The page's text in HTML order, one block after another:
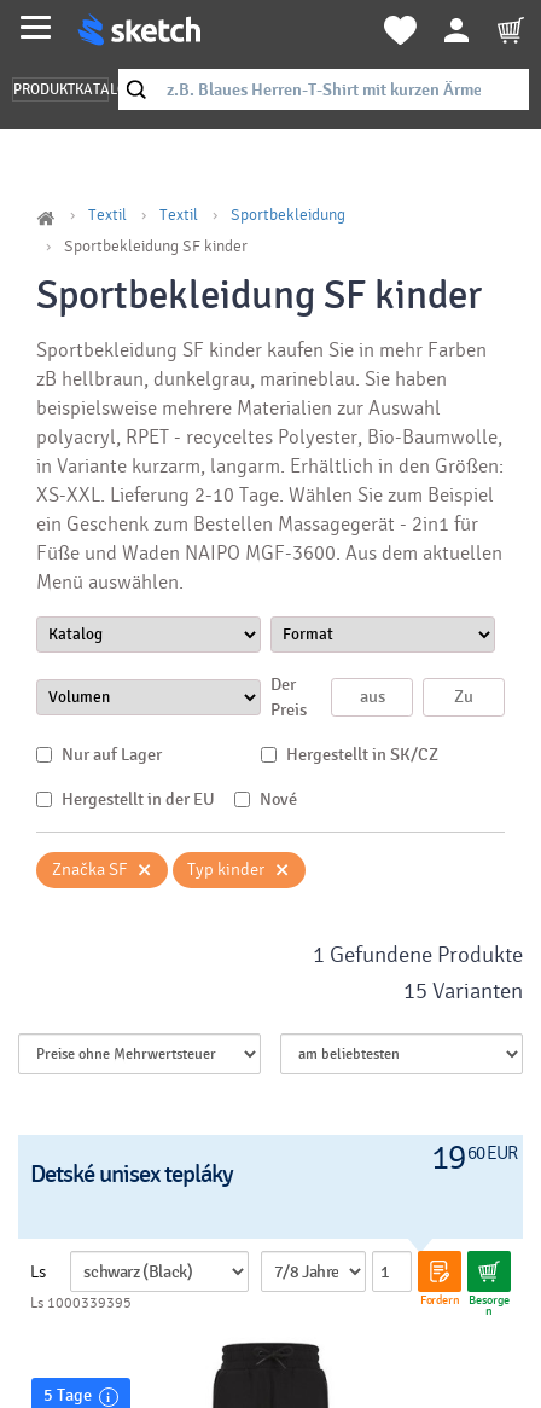
PRODUKTKATALOG
Textil Textil
Sportbekleidung
Sportbekleidung SF kinder
Sportbekleidung SF kinder
Sportbekleidung SF kinder kaufen Sie in mehr Farben
zB hellbraun, dunkelgrau, marineblau. Sie haben
beispielsweise mehrere Materialien zur Auswahl
polyacryl, RPET - recyceltes Polyester, Bio-Baumwolle,
in Variante kurzarm, langarm. Erhältlich in den Größen:
XS-XXL. Lieferung 2-10 Tage. Wählen Sie zum Beispiel
ein Geschenk zum Bestellen Massagegerät - 2in1 für
Füße und Waden NAIPO MGF-3600. Aus dem aktuellen
Menü auswählen.
Der
Preis
Nur auf Lager Hergestellt in SK/CZ
Hergestellt in der EU Nové
Značka SF × Typ kinder ×
1 Gefundene Produkte
15 Varianten
1960 EUR
Detské unisex tepláky
Ls
Fordern Besorge
n
Ls 1000339395
5 Tage